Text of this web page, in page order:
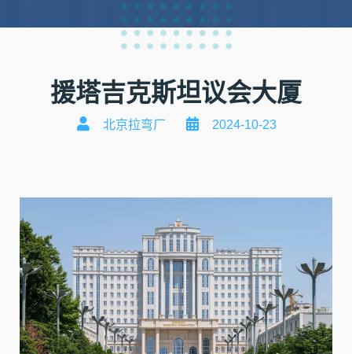
援塔吉克斯坦议会大厦
北京拉弯厂 2024-10-23